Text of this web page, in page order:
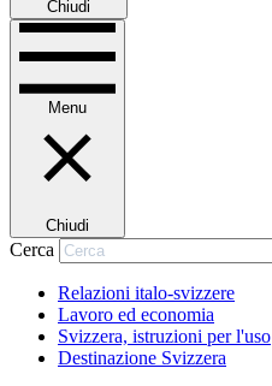
Chiudi
Menu
Chiudi
Cerca
Relazioni italo-svizzere
Lavoro ed economia
Svizzera, istruzioni per l'uso
Destinazione Svizzera